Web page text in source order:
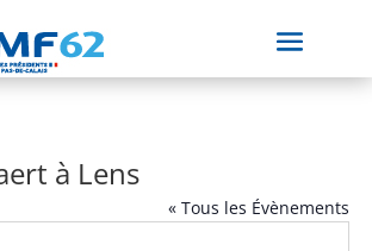
à Lens
« Tous les Évènements